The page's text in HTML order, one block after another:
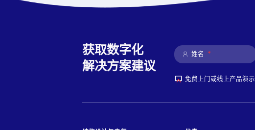
获取数字化
解决方案建议
姓名 *
免费上门或线上产品演示